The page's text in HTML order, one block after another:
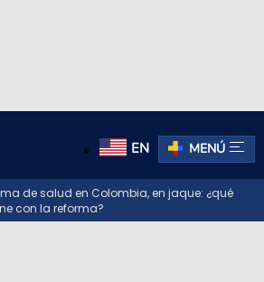
EN MENÚ
de salud en Colombia, en jaque: ¿qué
con la reforma?